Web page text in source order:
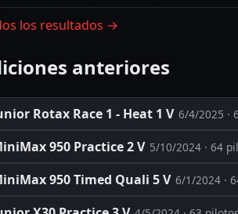
los resultados →
anteriores
Rotax Race 1 - Heat 1 V 6/4/2025 ·
950 Practice 2 V 5/10/2024 · 64
950 Timed Quali 5 V 6/1/2024 ·